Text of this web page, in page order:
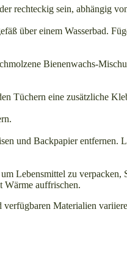
rechteckig sein, abhängig
über einem Wasserbad.
Bienenwachs-
Tüchern eine zusätzliche
und Backpapier entfernen.
Lebensmittel zu
Wärme auffrischen.
Materialien